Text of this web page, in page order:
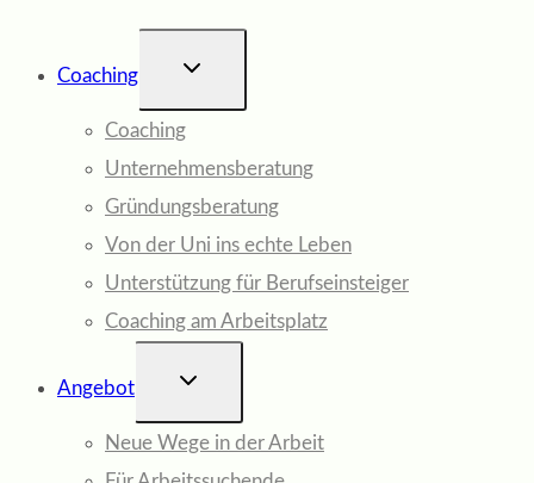
Coaching
UNTERMENÜ
Coaching
Unternehmensberatung
Gründungsberatung
Von der Uni ins echte Leben
Unterstützung für Berufseinsteiger
Coaching am Arbeitsplatz
Angebot
UNTERMENÜ
Neue Wege in der Arbeit